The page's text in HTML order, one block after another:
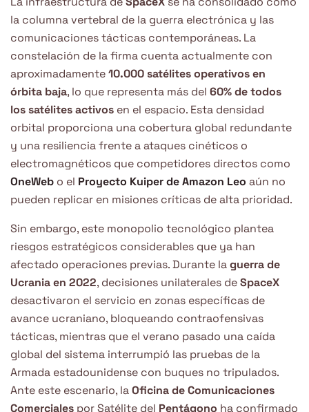
la columna vertebral de la guerra electrónica y las
comunicaciones tácticas contemporáneas. La
constelación de la firma cuenta actualmente con
aproximadamente10.000 satélites operativos en
órbita baja, lo que representa más del 60% de todos
los satélites activos en el espacio. Esta densidad
orbital proporciona una cobertura global redundante
y una resiliencia frente a ataques cinéticos o
electromagnéticos que competidores directos como
OneWeb o el Proyecto Kuiper de Amazon Leo aún no
pueden replicar en misiones críticas de alta prioridad.
Sin embargo, este monopolio tecnológico plantea
riesgos estratégicos considerables que ya han
afectado operaciones previas. Durante laguerra de
Ucrania en 2022, decisiones unilaterales deSpaceX
desactivaron el servicio en zonas específicas de
avance ucraniano, bloqueando contraofensivas
tácticas, mientras que el verano pasado una caída
global del sistema interrumpió las pruebas de la
Armada estadounidense con buques no tripulados.
Ante este escenario, laOficina de Comunicaciones
Comerciales por Satélite del Pentágono ha confirmado